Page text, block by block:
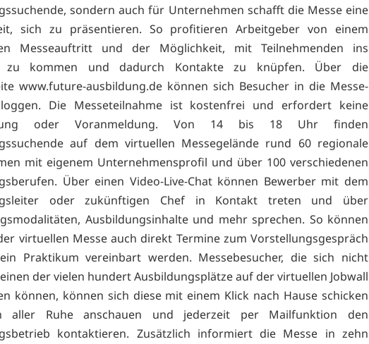
sondern auch für Unternehmen schafft die Messe eine
sich zu präsentieren. So profitieren Arbeitgeber von einem
Messeauftritt und der Möglichkeit, mit Teilnehmenden ins
zu kommen und dadurch Kontakte zu knüpfen. Über die
www.future-ausbildung.de können sich Besucher in die Messe-
Die Messeteilnahme ist kostenfrei und erfordert keine
oder Voranmeldung. Von 14 bis 18 Uhr finden
auf dem virtuellen Messegelände rund 60 regionale
mit eigenem Unternehmensprofil und über 100 verschiedenen
Über einen Video-Live-Chat können Bewerber mit dem
oder zukünftigen Chef in Kontakt treten und über
Ausbildungsinhalte und mehr sprechen. So können
virtuellen Messe auch direkt Termine zum Vorstellungsgespräch
Praktikum vereinbart werden. Messebesucher, die sich nicht
der vielen hundert Ausbildungsplätze auf der virtuellen Jobwall
können, können sich diese mit einem Klick nach Hause schicken
aller Ruhe anschauen und jederzeit per Mailfunktion den
kontaktieren. Zusätzlich informiert die Messe in zehn